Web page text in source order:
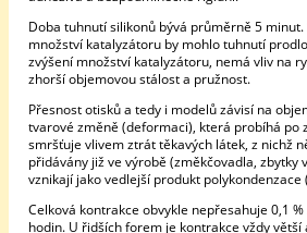
Doba tuhnutí silikonů bývá průměrně 5
množství katalyzátoru by mohlo tuhnutí
zvýšení množství katalyzátoru, nemá vliv na
zhorší objemovou stálost a pružnost.
Přesnost otisků a tedy i modelů závisí na
tvarové změně (deformaci), která probíhá po
smršťuje vlivem ztrát těkavých látek, z nichž
přidávány již ve výrobě (změkčovadla, zbytky
vznikají jako vedlejší produkt polykondenzace
Celková kontrakce obvykle nepřesahuje 0,1
hodin. U řidších forem je kontrakce vždy větší